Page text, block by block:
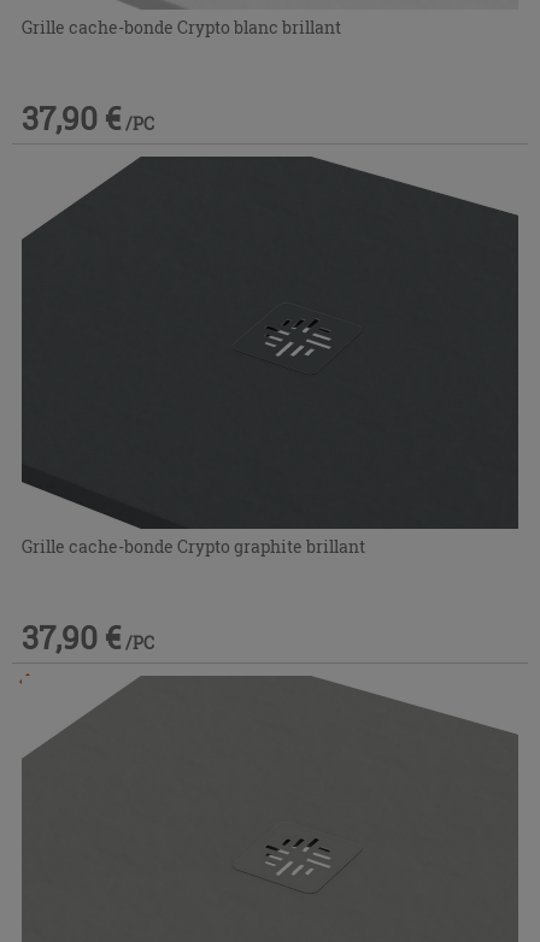
Grille cache-bonde Crypto blanc brillant
37,90 € /PC
Grille cache-bonde Crypto graphite brillant
37,90 € /PC
Commandable en magasin ou via le service client